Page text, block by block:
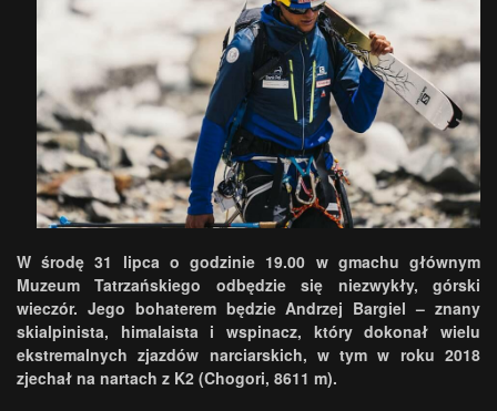
W środę 31 lipca o godzinie 19.00 w gmachu głównym
Muzeum Tatrzańskiego odbędzie się niezwykły, górski
wieczór. Jego bohaterem będzie Andrzej Bargiel – znany
skialpinista, himalaista i wspinacz, który dokonał wielu
ekstremalnych zjazdów narciarskich, w tym w roku 2018
zjechał na nartach z K2 (Chogori, 8611 m).